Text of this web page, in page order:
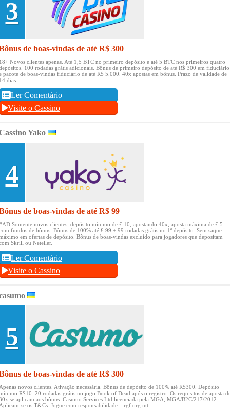
3
de boas-vindas de até R$ 300
Novos clientes apenas. Até 1,5 BTC no primeiro depósito e até 5 BTC nos primeiros quatro
100 rodadas grátis adicionais. Bônus de primeiro depósito de até R$ 300 em fiduciário
pacote de boas-vindas fiduciário de até R$ 5.000. 40x apostas em bônus. Prazo de validade de
dias.
Ler Comentário
Visite o Cassino
Yako
4
de boas-vindas de até R$ 99
Somente novos clientes, depósito mínimo de £ 10, apostando 40x, aposta máxima de £ 5
fundos de bônus. Bônus de 100% até £ 99 + 99 rodadas grátis no 1º depósito. Sem saque
em ofertas de depósito. Bônus de boas-vindas excluído para jogadores que depositam
Skrill ou Neteller.
Ler Comentário
Visite o Cassino
5
de boas-vindas de até R$ 300
novos clientes. Ativação necessária. Bônus de depósito de 100% até R$300. Depósito
R$10. 20 rodadas grátis no jogo Book of Dead após o registro. Os requisitos de aposta
se aplicam aos bônus. Casumo Services Ltd licenciada pela MGA, MGA/B2C/217/2012.
se os T&Cs. Jogue com responsabilidade – rgf.org.mt